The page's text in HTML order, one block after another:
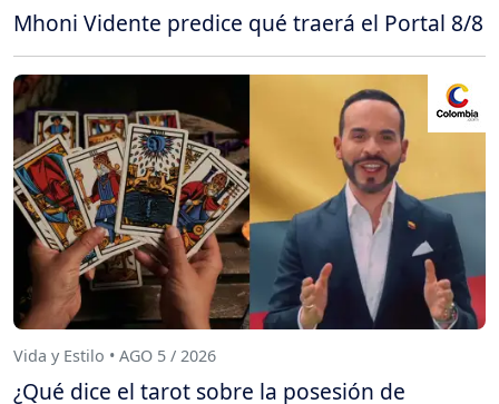
Mhoni Vidente predice qué traerá el Portal 8/8
Vida y Estilo • AGO 5 / 2026
¿Qué dice el tarot sobre la posesión de